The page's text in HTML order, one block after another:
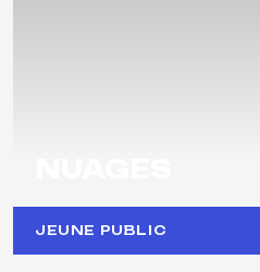
JEUNE PUBLIC